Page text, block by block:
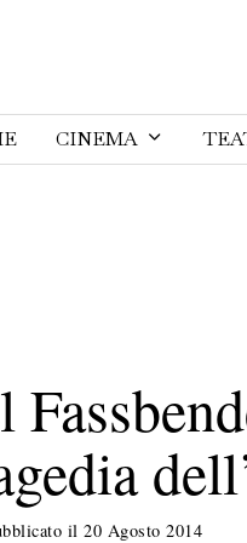
CINEMA
il 20 Agosto 2014